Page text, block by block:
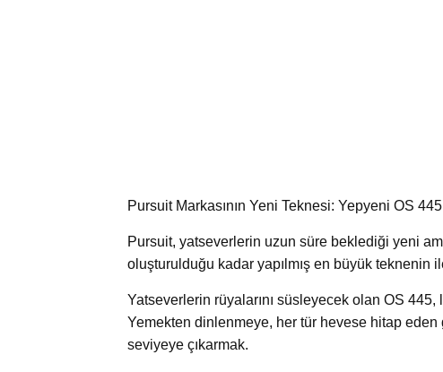
Pursuit Markasının Yeni Teknesi: Yepyeni OS
Pursuit, yatseverlerin uzun süre beklediği yeni
oluşturulduğu kadar yapılmış en büyük teknenin
Yatseverlerin rüyalarını süsleyecek olan OS
Yemekten dinlenmeye, her tür hevese hitap
seviyeye çıkarmak.